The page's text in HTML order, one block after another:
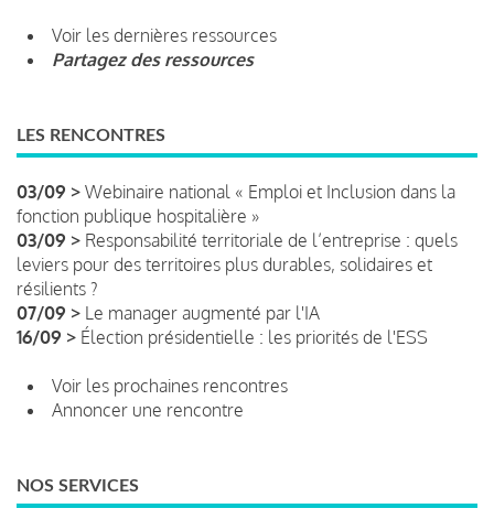
Voir les dernières ressources
Partagez des ressources
LES RENCONTRES
03/09 > Webinaire national « Emploi et Inclusion dans la
fonction publique hospitalière »
03/09 > Responsabilité territoriale de l’entreprise : quels
leviers pour des territoires plus durables, solidaires et
résilients ?
07/09 > Le manager augmenté par l'IA
16/09 > Élection présidentielle : les priorités de l'ESS
Voir les prochaines rencontres
Annoncer une rencontre
NOS SERVICES